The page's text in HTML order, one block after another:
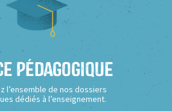
Pédagogique
l’ensemble de nos dossiers
dédiés à l’enseignement.